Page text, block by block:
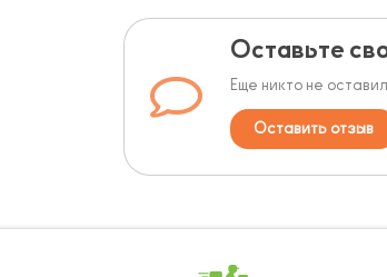
Оставьте
Еще никто не
Оставить отзыв